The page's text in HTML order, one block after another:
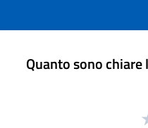
Quanto sono